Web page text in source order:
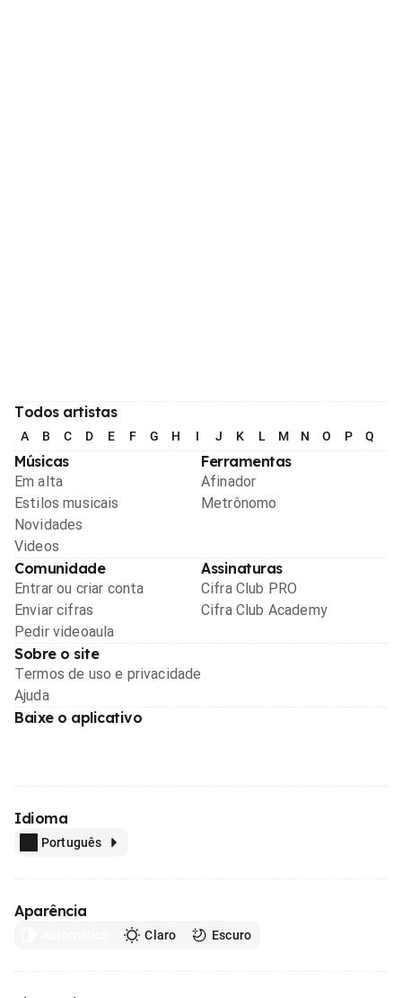
Todos artistas
A B C D E F G H I J K L M N O P Q
Músicas
Em alta
Estilos musicais
Novidades
Videos
Ferramentas
Afinador
Metrônomo
Comunidade
Entrar ou criar conta
Enviar cifras
Pedir videoaula
Assinaturas
Cifra Club PRO
Cifra Club Academy
Sobre o site
Termos de uso e privacidade
Ajuda
Baixe o aplicativo
Idioma
Português
Aparência
Claro Escuro